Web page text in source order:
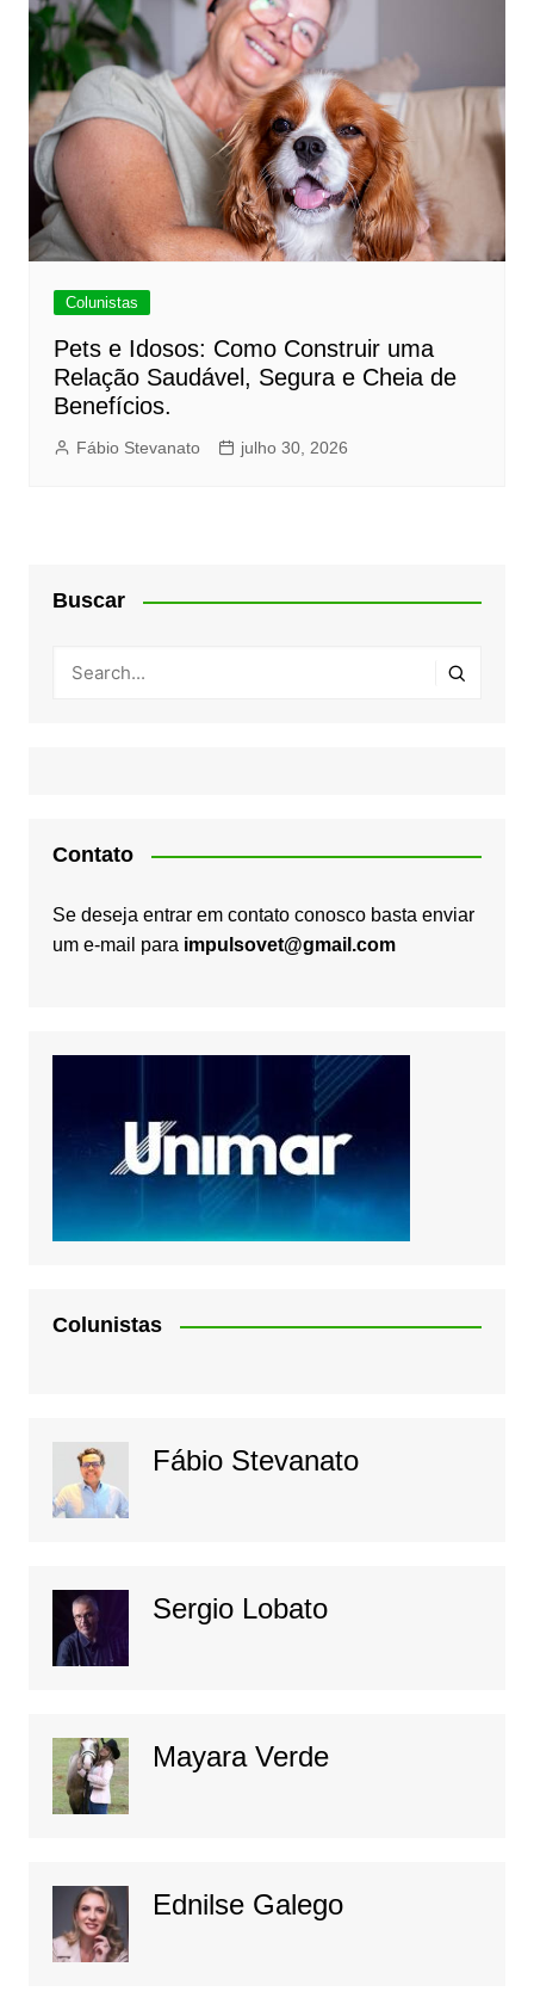
Colunistas
Pets e Idosos: Como Construir uma
Relação Saudável, Segura e Cheia de
Benefícios.
Fábio Stevanato julho 30, 2026
Buscar
Contato
Se deseja entrar em contato conosco basta enviar
um e-mail para impulsovet@gmail.com
Colunistas
Fábio Stevanato
Sergio Lobato
Mayara Verde
Ednilse Galego